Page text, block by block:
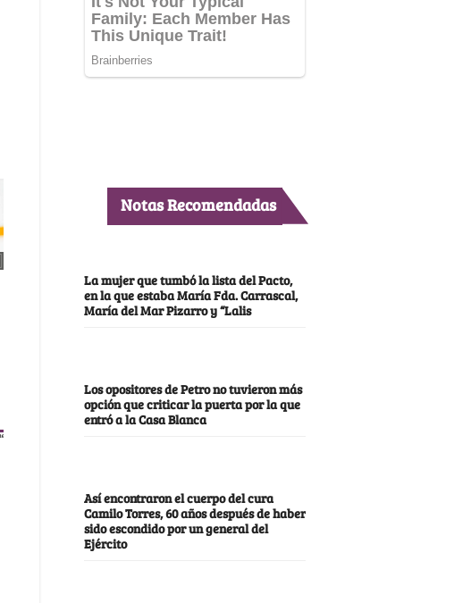
Notas Recomendadas
La mujer que tumbó la lista del Pacto,
en la que estaba María Fda. Carrascal,
María del Mar Pizarro y “Lalis
Los opositores de Petro no tuvieron más
opción que criticar la puerta por la que
entró a la Casa Blanca
Así encontraron el cuerpo del cura
Camilo Torres, 60 años después de haber
sido escondido por un general del
Ejército